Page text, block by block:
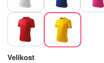
Velikost